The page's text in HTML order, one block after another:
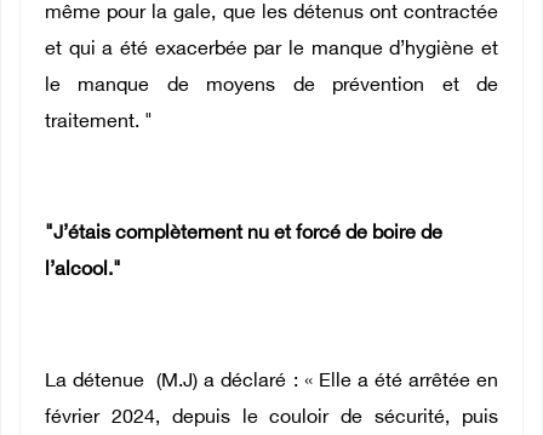
même pour la gale, que les détenus ont contractée
et qui a été exacerbée par le manque d’hygiène et
le manque de moyens de prévention et de
traitement. "
"J’étais complètement nu et forcé de boire de
l’alcool."
La détenue (M.J) a déclaré : « Elle a été arrêtée en
février 2024, depuis le couloir de sécurité, puis